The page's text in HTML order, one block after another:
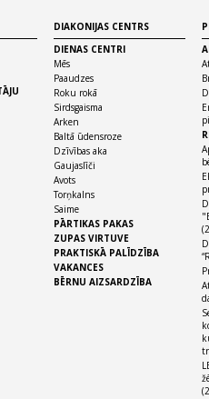
DIAKONIJAS CENTRS
DIENAS CENTRI
Mēs
Paaudzes
Roku rokā
Sirdsgaisma
Arken
Baltā ūdensroze
Dzīvības aka
Gaujaslīči
Avots
Torņkalns
Saime
PĀRTIKAS PAKAS
ZUPAS VIRTUVE
PRAKTISKĀ PALĪDZĪBA
VAKANCES
BĒRNU AIZSARDZĪBA